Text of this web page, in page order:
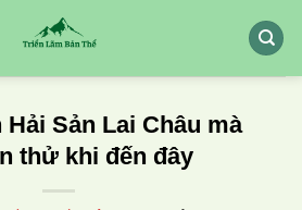
Hải Sản Lai Châu mà
thử khi đến đây